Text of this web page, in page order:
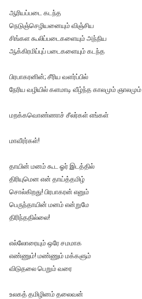
ஆரியப்படை கடந்த
நெடுஞ்செழியனையும் விஞ்சிய
சிங்கள கூலிப்படைகளையும் அந்நிய
ஆக்கிரமிப்புப் படைகளையும் கடந்த
பிரபாகரனின்; சீரிய வளர்ப்பில்
நேரிய வழியில் களமாடி வீழ்ந்த காலமும் ஞாலமும்
மறக்கவொண்ணாச் சீலர்கள் எங்கள்
மாவீரர்கள்!
தாயின் மனம் கூட ஓர் இடத்தில்
திரியுமென என் தாய்த்தமிழ்
சொல்கிறது! பிரபாகரன் எனும்
பெருந்தாயின் மனம் என்றுமே
திரிந்ததில்லை!
எல்லோரையும் ஒரே சமமாக
எண்ணும்! மண்ணும் மக்களும்
விடுதலை பெறும் வரை
உலகத் தமிழினம் தலைவன்